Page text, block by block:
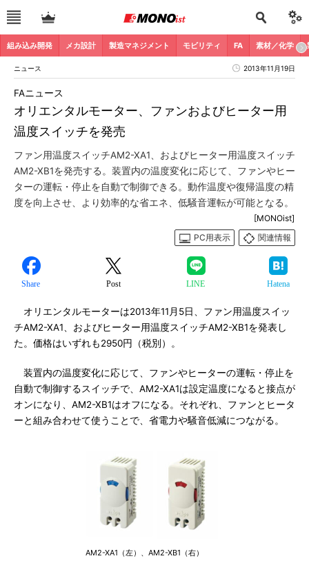
組み込み開発 メカ設計 製造マネジメント モビリティ FA 素材／化学
ニュース 2013年11月19日
オリエンタルモーター、ファンおよびヒーター用
温度スイッチを発売
FAニュース
ファン用温度スイッチAM2-XA1、およびヒーター用温度スイッチ
AM2-XB1を発売する。装置内の温度変化に応じて、ファンやヒー
ターの運転・停止を自動で制御できる。動作温度や復帰温度の精
度を向上させ、より効率的な省エネ、低騒音運転が可能となる。
[MONOist]
PC用表示
関連情報
Share Post LINE Hatena
オリエンタルモーターは2013年11月5日、ファン用温度スイッ
チAM2-XA1、およびヒーター用温度スイッチAM2-XB1を発表し
た。価格はいずれも2950円（税別）。
装置内の温度変化に応じて、ファンやヒーターの運転・停止を
自動で制御するスイッチで、AM2-XA1は設定温度になると接点が
オンになり、AM2-XB1はオフになる。それぞれ、ファンとヒータ
ーと組み合わせて使うことで、省電力や騒音低減につながる。
AM2-XA1（左）、AM2-XB1（右）